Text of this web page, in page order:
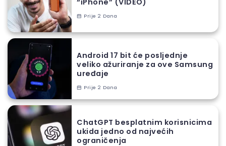
Prije 2 Dana
Android 17 bit će posljednje
veliko ažuriranje za ove Samsung
uređaje
Prije 2 Dana
ChatGPT besplatnim korisnicima
ukida jedno od najvećih
ograničenja